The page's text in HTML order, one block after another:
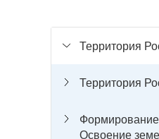
Территория
Территория
Освоение